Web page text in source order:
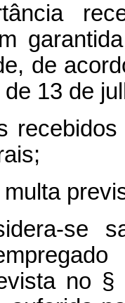
de
de 13 de
se
no